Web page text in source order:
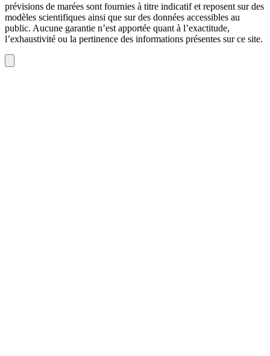
prévisions de marées sont fournies à titre indicatif et reposent sur des
modèles scientifiques ainsi que sur des données accessibles au
public. Aucune garantie n’est apportée quant à l’exactitude,
l’exhaustivité ou la pertinence des informations présentes sur ce site.